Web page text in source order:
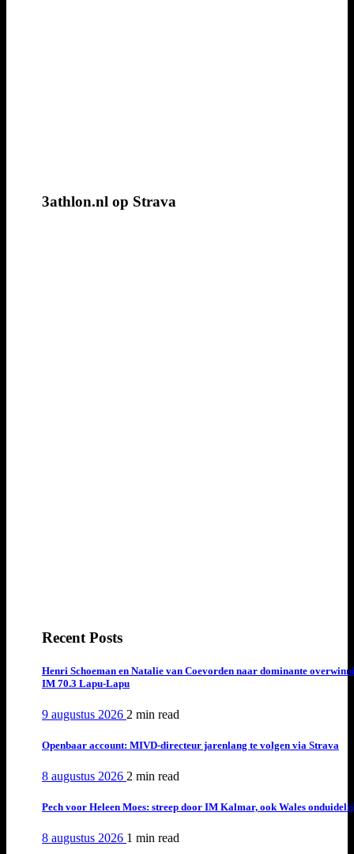
3athlon.nl op Strava
Recent Posts
Henri Schoeman en Natalie van Coevorden naar dominante
IM 70.3 Lapu-Lapu
9 augustus 2026 2 min read
Openbaar account: MIVD-directeur jarenlang te volgen via Strava
8 augustus 2026 2 min read
Pech voor Heleen Moes: streep door IM Kalmar, ook Wales
8 augustus 2026 1 min read